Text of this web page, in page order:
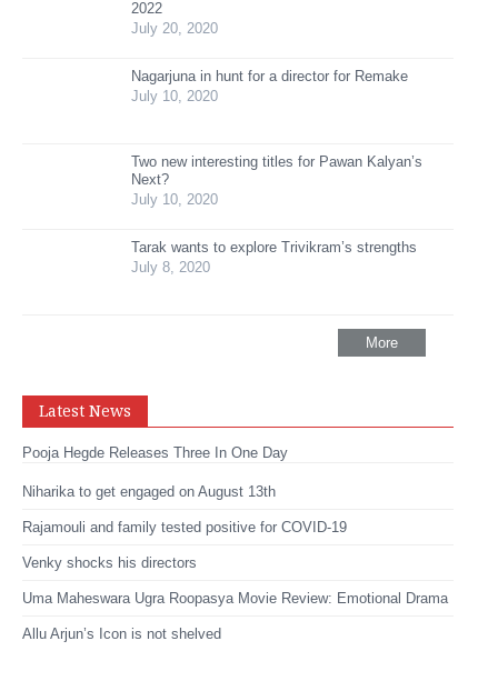
2022
July 20, 2020
Nagarjuna in hunt for a director for Remake
July 10, 2020
Two new interesting titles for Pawan Kalyan’s
Next?
July 10, 2020
Tarak wants to explore Trivikram’s strengths
July 8, 2020
More
Latest News
Pooja Hegde Releases Three In One Day
Niharika to get engaged on August 13th
Rajamouli and family tested positive for COVID-19
Venky shocks his directors
Uma Maheswara Ugra Roopasya Movie Review: Emotional Drama
Allu Arjun’s Icon is not shelved